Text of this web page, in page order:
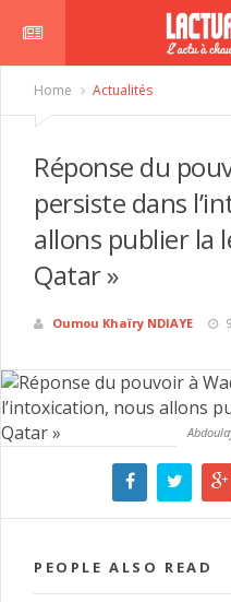
Home Actualités
Réponse du
persiste dans
allons publier la
Qatar »
Oumou Khaïry NDIAYE
PEOPLE ALSO READ